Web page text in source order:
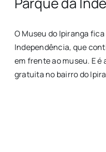
O Museu do Ipiranga
Independência, que
em frente ao museu. E é
gratuita no bairro do